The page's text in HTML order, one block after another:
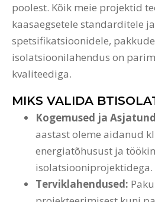
poolest. Kõik meie projektid
kaasaegsetele standarditele ja
spetsifikatsioonidele,
isolatsioonilahendus on
kvaliteediga.
MIKS VALIDA
Kogemused ja
aastast oleme aidanud
energiatõhusust ja
isolatsiooniprojektidega.
Terviklahendused: